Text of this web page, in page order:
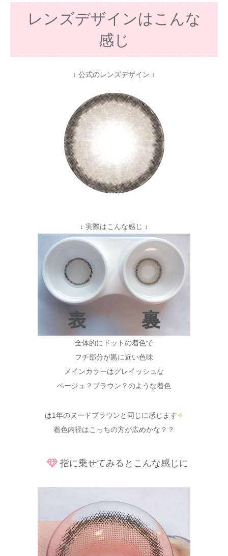
レンズデザインはこんな
感じ
↓ 公式のレンズデザイン ↓
↓ 実際はこんな感じ ↓
全体的にドットの着色で
フチ部分が黒に近い色味
メインカラーはグレイッシュな
ベージュ？ブラウン？のような着色
は1年のヌードブラウンと同じに感じます✧
着色内径はこっちの方が広めかな？？
指に乗せてみるとこんな感じに